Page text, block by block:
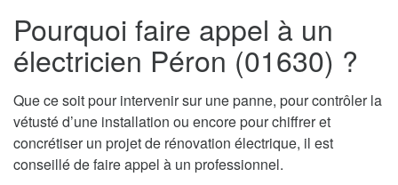
Pourquoi faire appel à un
électricien Péron (01630) ?
Que ce soit pour intervenir sur une panne, pour contrôler la
vétusté d’une installation ou encore pour chiffrer et
concrétiser un projet de rénovation électrique, il est
conseillé de faire appel à un professionnel.